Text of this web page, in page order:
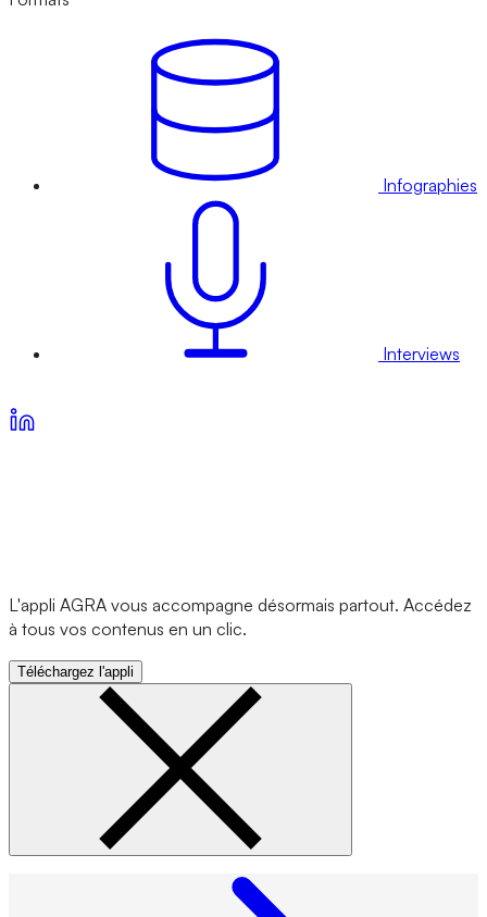
Infographies
Interviews
L'appli AGRA vous accompagne désormais partout. Accédez
à tous vos contenus en un clic.
Téléchargez l'appli